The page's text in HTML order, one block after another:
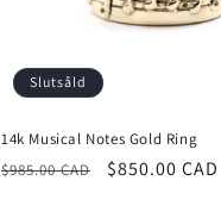
Slutsåld
14k Musical Notes Gold Ring
Ordinarie
$985.00 CAD $850.00 CAD